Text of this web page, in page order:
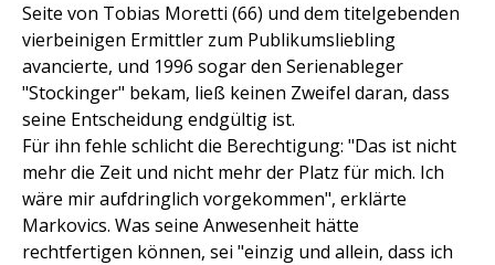
Seite von Tobias Moretti (66) und dem titelgebenden
vierbeinigen Ermittler zum Publikumsliebling
avancierte, und 1996 sogar den Serienableger
"Stockinger" bekam, ließ keinen Zweifel daran, dass
seine Entscheidung endgültig ist.
Für ihn fehle schlicht die Berechtigung: "Das ist nicht
mehr die Zeit und nicht mehr der Platz für mich. Ich
wäre mir aufdringlich vorgekommen", erklärte
Markovics. Was seine Anwesenheit hätte
rechtfertigen können, sei "einzig und allein, dass ich